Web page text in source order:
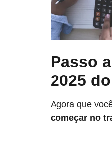
Passo
2025
Agora que
começar no